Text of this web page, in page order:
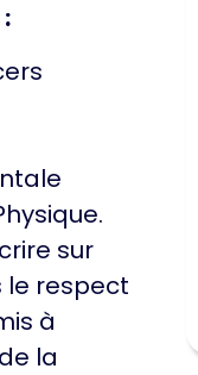
sur
le respect
à
la